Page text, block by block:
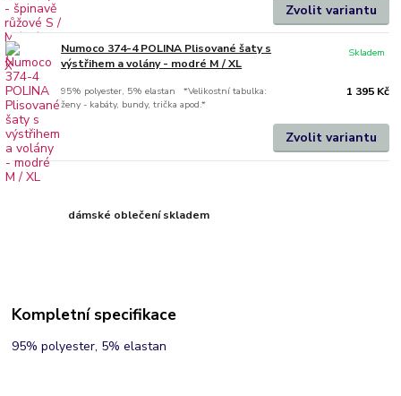
Zvolit variantu
Numoco 374-4 POLINA Plisované šaty s
výstřihem a volány - modré M / XL
95% polyester, 5% elastan *Velikostní tabulka:
ženy - kabáty, bundy, trička apod.*
1 395 Kč
Skladem
Zvolit variantu
dámské oblečení skladem
Kompletní specifikace
95% polyester, 5% elastan